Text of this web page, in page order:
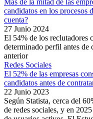
Más de la mitad de las
candidatos en los procesos
cuenta?
27 Junio 2024
El 54% de los reclutadores
determinado perfil antes de
anterior
Redes Sociales
El 52% de las empresas
candidatos antes de
22 Junio 2023
Según Statista, cerca del
de redes sociales, y en